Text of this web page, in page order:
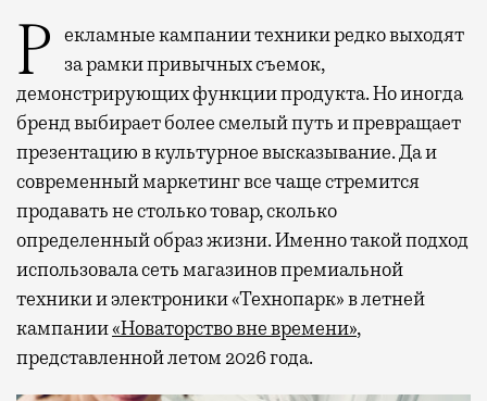
Рекламные кампании техники редко выходят
за рамки привычных съемок,
демонстрирующих функции продукта. Но иногда
бренд выбирает более смелый путь и превращает
презентацию в культурное высказывание. Да и
современный маркетинг все чаще стремится
продавать не столько товар, сколько
определенный образ жизни. Именно такой подход
использовала сеть магазинов премиальной
техники и электроники «Технопарк» в летней
кампании«Новаторство вне времени»,
представленной летом 2026 года.